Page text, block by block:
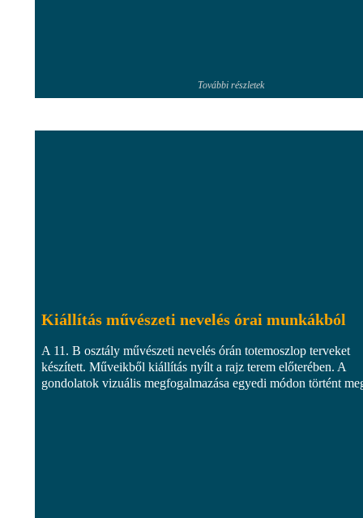
További részletek
Kiállítás művészeti nevelés órai munkákból
A 11. B osztály művészeti nevelés órán totemoszlop terveket
készített. Műveikből kiállítás nyílt a rajz terem előterében. A
gondolatok vizuális megfogalmazása egyedi módon történt